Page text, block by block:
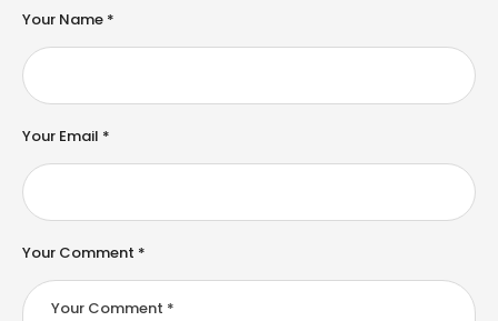
Your Comment *
Your Name *
Your Email *
e
n
a
ti
e